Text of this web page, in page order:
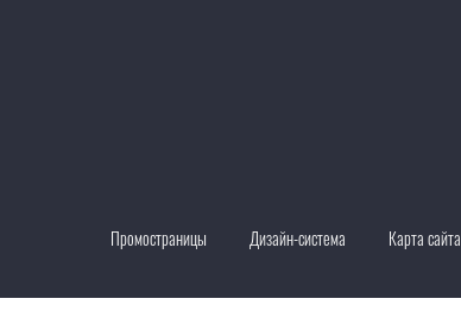
Промостраницы Дизайн-система Карта сайта